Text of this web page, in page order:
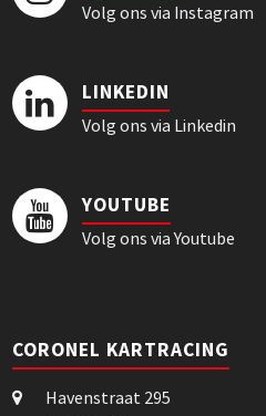
Volg ons via Instagram
LINKEDIN
Volg ons via Linkedin
YOUTUBE
Volg ons via Youtube
CORONEL KARTRACING
Havenstraat 295